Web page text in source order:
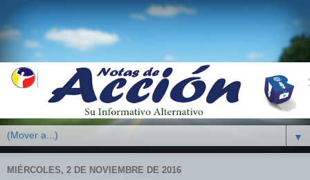
▼
MIÉRCOLES, 2 DE NOVIEMBRE DE 2016